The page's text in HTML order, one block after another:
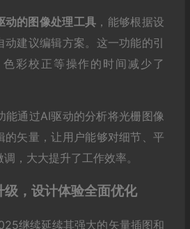
动的图像处理工具 ，能够根据设
动建议编辑方案。这一功能的引
彩校正等操作的时间减少了
能通过AI驱动的分析将光栅图像
的矢量，让用户能够对细节、平
，大大提升了工作效率。
，设计体验全面优化
继续延续其强大的矢量插图和